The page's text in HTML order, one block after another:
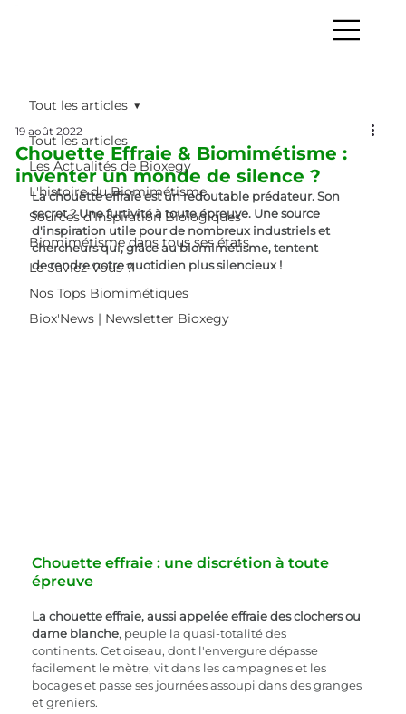
Tout les articles
Les Actualités de Bioxegy
L'histoire du Biomimétisme
Sources d’Inspiration Biologiques
Biomimétisme dans tous ses états
Le Saviez-Vous ?
Nos Tops Biomimétiques
Biox'News | Newsletter Bioxegy
Tout les articles
Chouette Effraie & Biomimétisme :
inventer un monde de silence ?
19 août 2022
La chouette effraie est un redoutable prédateur. Son
secret ? Une furtivité à toute épreuve. Une source
d'inspiration utile pour de nombreux industriels et
chercheurs qui, grâce au biomimétisme, tentent
de rendre notre quotidien plus silencieux !
Chouette effraie : une discrétion à toute
épreuve
La chouette effraie, aussi appelée effraie des clochers ou
dame blanche, peuple la quasi-totalité des
continents. Cet oiseau, dont l'envergure dépasse
facilement le mètre, vit dans les campagnes et les
bocages et passe ses journées assoupi dans des granges
et greniers.